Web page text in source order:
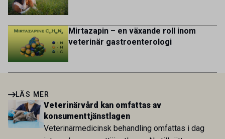
Mirtazapin – en växande roll inom
veterinär gastroenterologi
LÄS MER
Veterinärvård kan omfattas av
konsumenttjänstlagen
Veterinärmedicinsk behandling omfattas i dag